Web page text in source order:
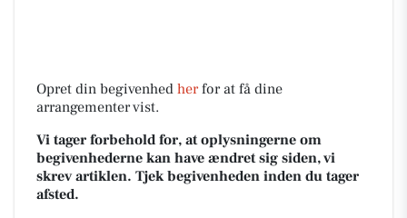
Opret din begivenhed herfor at få dine
arrangementer vist.
Vi tager forbehold for, at oplysningerne om
begivenhederne kan have ændret sig siden, vi
skrev artiklen. Tjek begivenheden inden du tager
afsted.